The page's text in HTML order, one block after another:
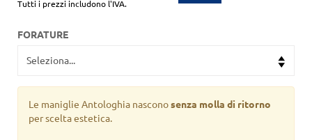
Tutti i prezzi includono l'IVA.
FORATURE
Le maniglie Antologhia nasconosenza molla di ritorno
per scelta estetica.